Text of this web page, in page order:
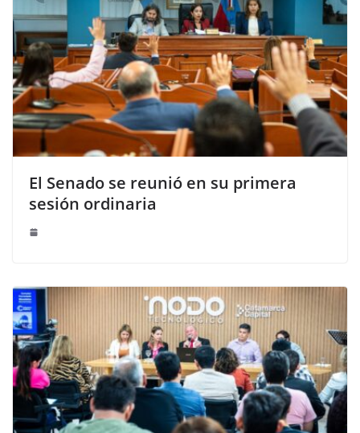
El Senado se reunió en su primera
sesión ordinaria